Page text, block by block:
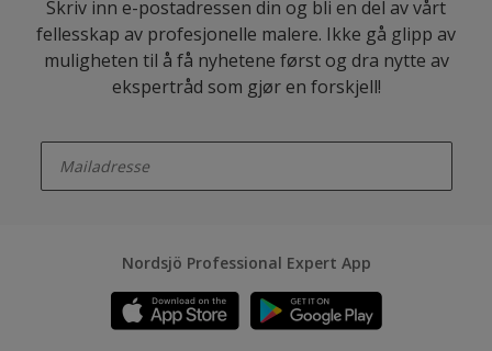
Skriv inn e-postadressen din og bli en del av vårt
fellesskap av profesjonelle malere. Ikke gå glipp av
muligheten til å få nyhetene først og dra nytte av
ekspertråd som gjør en forskjell!
Nordsjö Professional Expert App